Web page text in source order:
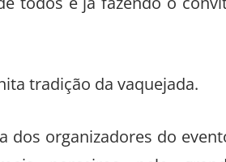
todos e já fazendo o
tradição da vaquejada.
dos organizadores do